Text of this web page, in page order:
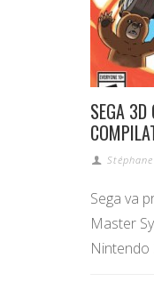
SEGA 3D
Sega va
Master
Nintendo